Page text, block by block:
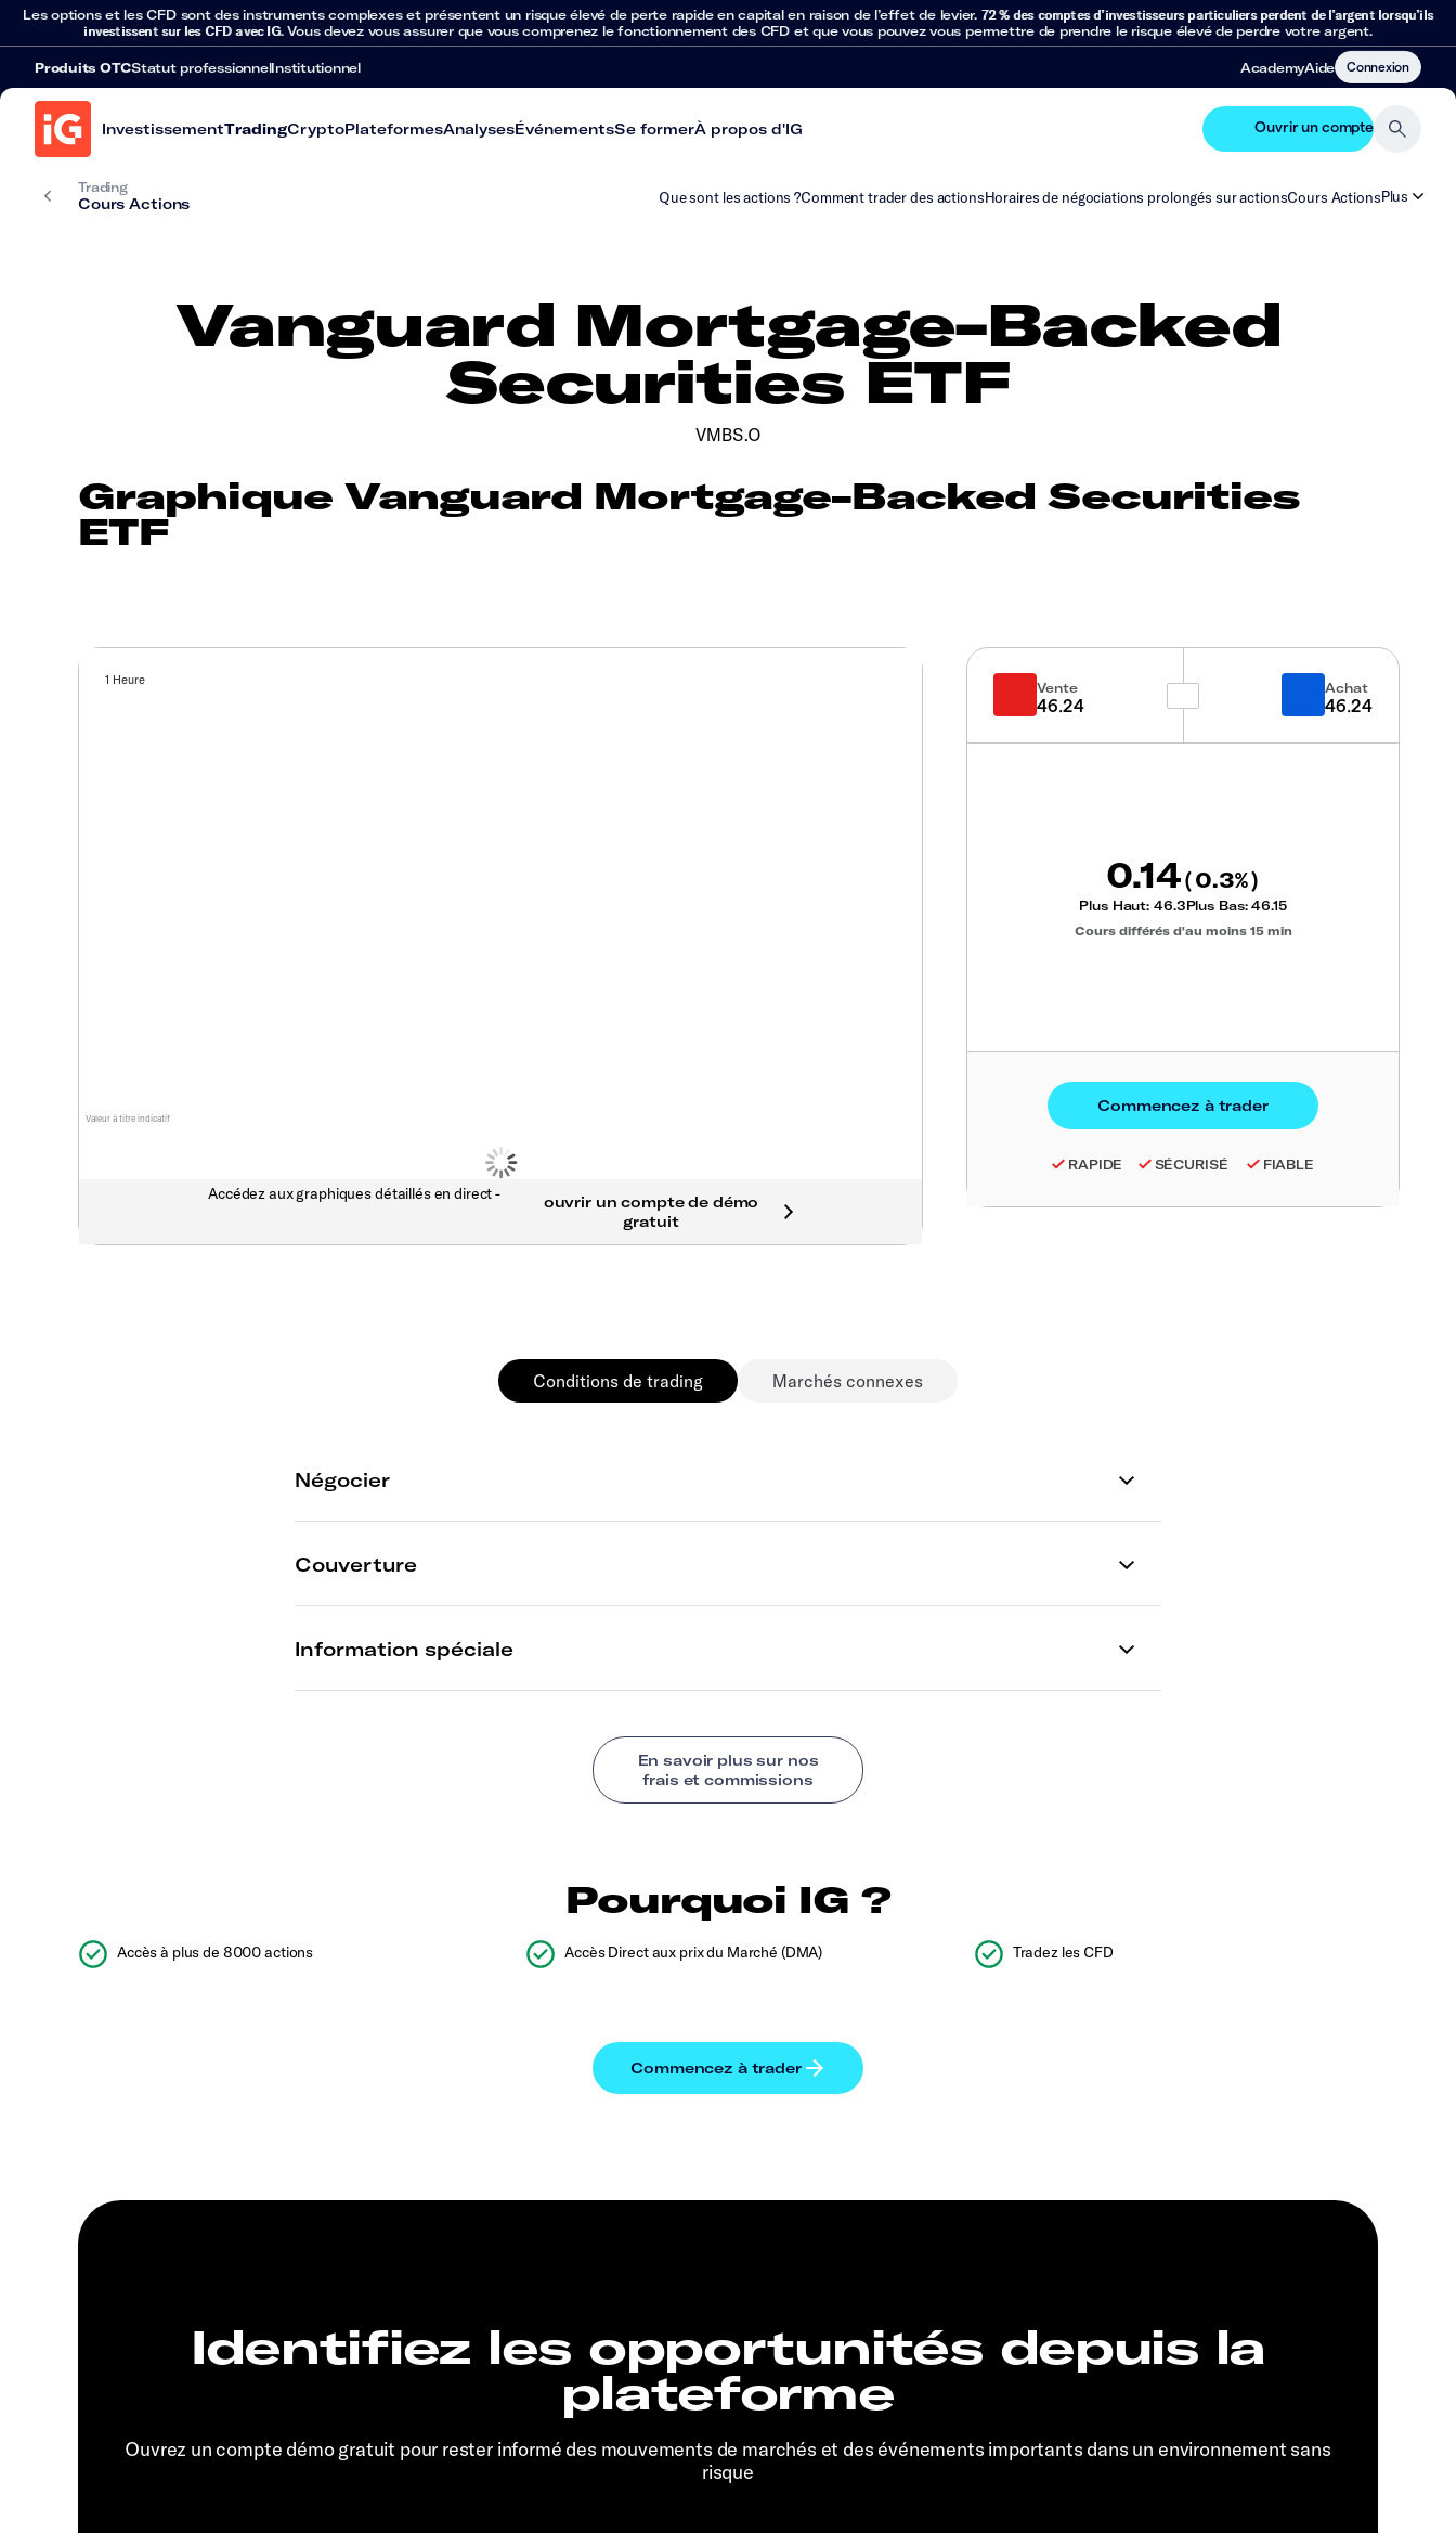
Les options et les CFD sont des instruments complexes et présentent un risque élevé de perte rapide en capital en raison de l’effet de levier. 72 % des comptes d’investisseurs particuliers perdent de l’argent lorsqu’ils
investissent sur les CFD avec IG. Vous devez vous assurer que vous comprenez le fonctionnement des CFD et que vous pouvez vous permettre de prendre le risque élevé de perdre votre argent.
Produits OTCStatut professionnelInstitutionnel AcademyAide Connexion
InvestissementTradingCryptoPlateformesAnalysesÉvénementsSe formerÀ propos d'IG Ouvrir un compte
Trading
Cours Actions Que sont les actions ?Comment trader des actionsHoraires de négociations prolongés sur actionsCours ActionsPlus
Vanguard Mortgage-Backed
Securities ETF
VMBS.O
Graphique Vanguard Mortgage-Backed Securities
ETF
Valeur à titre indicatif
1 Heure
Accédez aux graphiques détaillés en direct -
Vente
46.24
Achat
46.24
0.14(0.3%)
Plus Haut: 46.3Plus Bas:46.15
Cours différés d'au moins 15 min
RAPIDE SÉCURISÉ FIABLE
Conditions de trading Marchés connexes
Pourquoi IG ?
Accès à plus de 8000 actions Accès Direct aux prix du Marché (DMA) Tradez les CFD
Identifiez les opportunités depuis la
plateforme
Ouvrez un compte démo gratuit pour rester informé des mouvements de marchés et des événements importants dans un environnement sans
risque